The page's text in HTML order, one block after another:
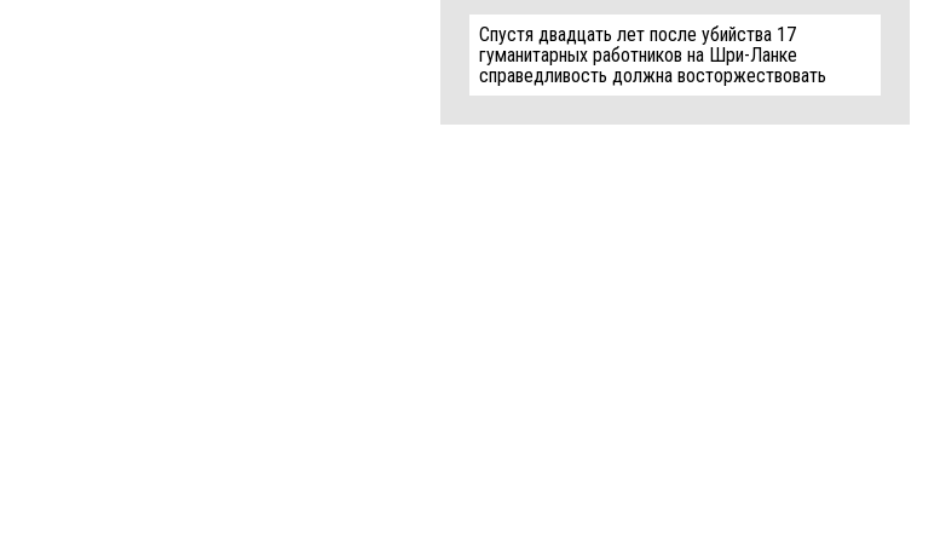
Спустя двадцать лет после убийства 17
гуманитарных работников на Шри-Ланке
справедливость должна восторжествовать